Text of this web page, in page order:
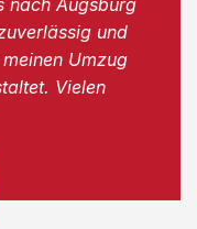
und
Umzug
Vielen